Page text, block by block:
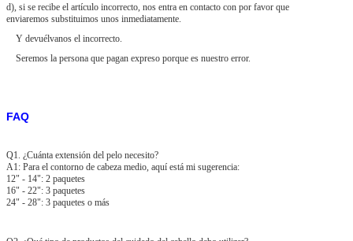
d), si se recibe el artículo incorrecto, nos entra en contacto con por favor que
enviaremos substituimos unos inmediatamente.
Y devuélvanos el incorrecto.
Seremos la persona que pagan expreso porque es nuestro error.
FAQ
Q1. ¿Cuánta extensión del pelo necesito?
A1: Para el contorno de cabeza medio, aquí está mi sugerencia:
12" - 14": 2 paquetes
16" - 22": 3 paquetes
24" - 28": 3 paquetes o más